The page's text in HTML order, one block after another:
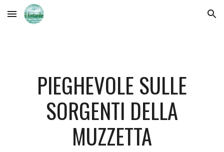
Skip to main content Skip to navigation
PIEGHEVOLE SULLE
SORGENTI DELLA
MUZZETTA